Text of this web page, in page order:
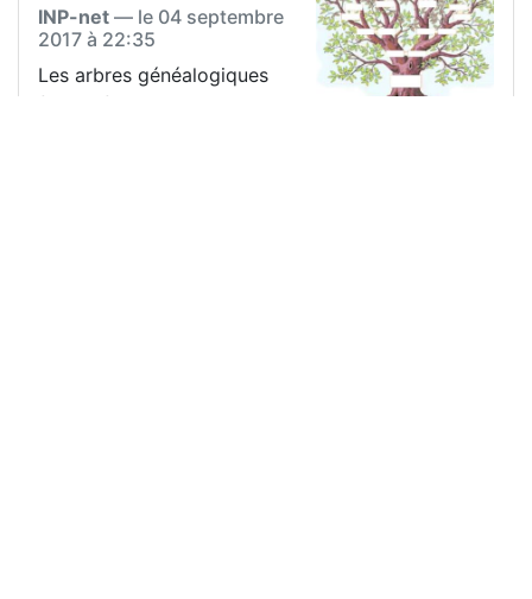
INP-net — le 04 septembre
2017 à 22:35
Les arbres généalogiques
font enfin leur apparition sur